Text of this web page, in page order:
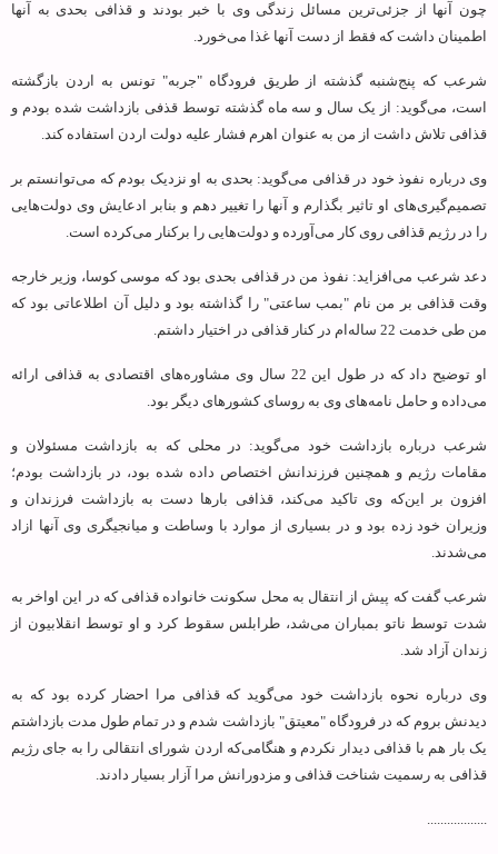
چون آنها از جزئی‌ترین مسائل زندگی وی با خبر بودند و قذافی بحدی به آنها
اطمینان داشت که فقط از دست آنها غذا می‌خورد.
شرعب که پنج‌شنبه گذشته از طریق فرودگاه "جربه" تونس به اردن بازگشته
است، می‌گوید: از یک سال و سه ماه گذشته توسط قذفی بازداشت شده بودم و
قذافی تلاش داشت از من به عنوان اهرم فشار علیه دولت اردن استفاده کند.
وی درباره نفوذ خود در قذافی می‌گوید: بحدی به او نزدیک بودم که می‌توانستم بر
تصمیم‌گیری‌های او تاثیر بگذارم و آنها را تغییر دهم و بنابر ادعایش وی دولت‌هایی
را در رژیم قذافی روی کار می‌آورده و دولت‌هایی را برکنار می‌کرده است.
دعد شرعب می‌افزاید: نفوذ من در قذافی بحدی بود که موسی کوسا، وزیر خارجه
وقت قذافی بر من نام "بمب ساعتی" را گذاشته بود و دلیل آن اطلاعاتی بود که
من طی خدمت 22 ساله‌ام در کنار قذافی در اختیار داشتم.
او توضیح داد که در طول این 22 سال وی مشاوره‌های اقتصادی به قذافی ارائه
می‌داده و حامل نامه‌های وی به روسای کشورهای دیگر بود.
شرعب درباره بازداشت خود می‌گوید: در محلی که به بازداشت مسئولان و
مقامات رژیم و همچنین فرزندانش اختصاص داده شده بود، در بازداشت بودم؛
افزون بر این‌که وی تاکید می‌کند، قذافی بارها دست به بازداشت فرزندان و
وزیران خود زده بود و در بسیاری از موارد با وساطت و میانجیگری وی آنها ازاد
می‌شدند.
شرعب گفت که پیش از انتقال به محل سکونت خانواده قذافی که در این اواخر به
شدت توسط ناتو بمباران می‌شد، طرابلس سقوط کرد و او توسط انقلابیون از
زندان آزاد شد.
وی درباره نحوه بازداشت خود می‌گوید که قذافی مرا احضار کرده بود که به
دیدنش بروم که در فرودگاه "معیتق" بازداشت شدم و در تمام طول مدت بازداشتم
یک بار هم با قذافی دیدار نکردم و هنگامی‌که اردن شورای انتقالی را به جای رژیم
قذافی به رسمیت شناخت قذافی و مزدورانش مرا آزار بسیار دادند.
..................